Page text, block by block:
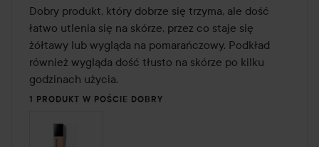
z
5
Dobry produkt, który dobrze się trzyma, ale dość
łatwo utlenia się na skórze, przez co staje się
żółtawy lub wygląda na pomarańczowy. Podkład
również wygląda dość tłusto na skórze po kilku
godzinach użycia.
1 PRODUKT W POŚCIE DOBRY